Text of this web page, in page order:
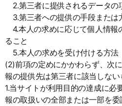
2.第三者に提供されるデータの
3.第三者への提供の手段または
4.本人の求めに応じて個人情報
ること
5.本人の求めを受け付ける方法
(2)前項の定めにかかわらず、次
報の提供先は第三者に該当しない
1.当サイトが利用目的の達成に必
報の取扱いの全部または一部を委